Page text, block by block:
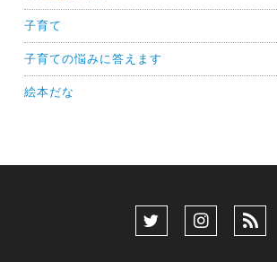
子育て
子育ての悩みに答えます
絵本だな